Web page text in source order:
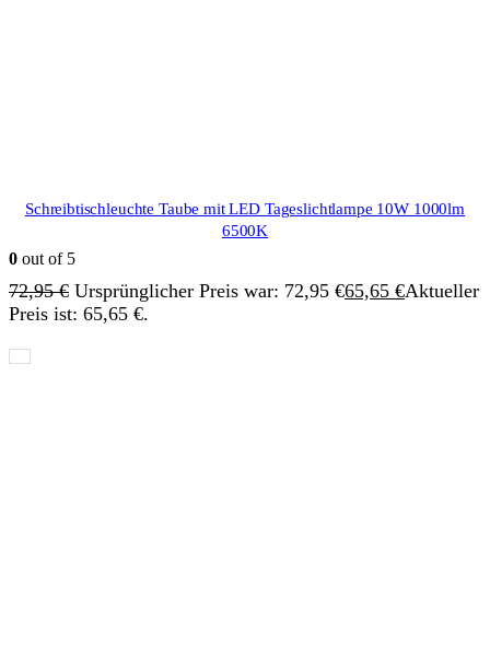
Schreibtischleuchte Taube mit LED Tageslichtlampe 10W 1000lm
6500K
0 out of 5
72,95€ Ursprünglicher Preis war: 72,95 €65,65 €Aktueller
Preis ist: 65,65 €.